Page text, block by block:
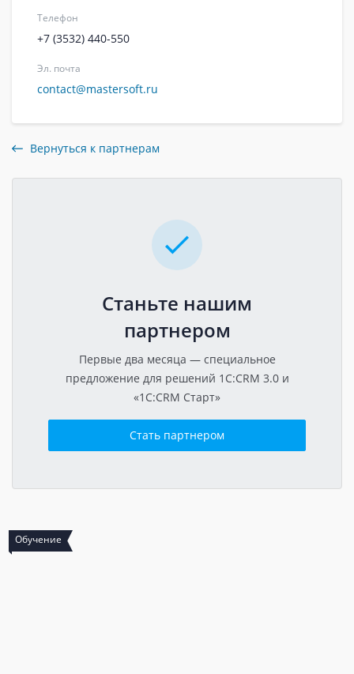
Телефон
+7 (3532) 440-550
Эл. почта
contact@mastersoft.ru
Вернуться к партнерам
Станьте нашим
партнером
Первые два месяца — специальное
предложение для решений 1C:CRM 3.0 и
«1C:CRM Старт»
Стать партнером
Обучение